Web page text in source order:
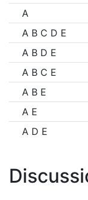
A
A B C D E
A B D E
A B C E
A B E
A E
A D E